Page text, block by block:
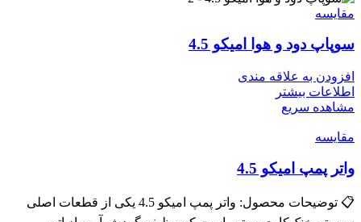
مقایسه
سوپاپ دود و هوا امیکو 4.5
افزودن به علاقه مندی
اطلاعات بیشتر
مشاهده سریع
مقایسه
واتر پمپ امیکو 4.5
📋 توضیحات محصول: واتر پمپ امیکو 4.5 یکی از قطعات اصلی